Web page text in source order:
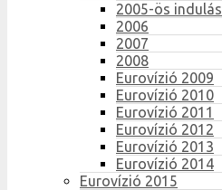
2005-ös indulás
2006
2007
2008
Eurovízió 2009
Eurovízió 2010
Eurovízió 2011
Eurovízió 2012
Eurovízió 2013
Eurovízió 2014
Eurovízió 2015